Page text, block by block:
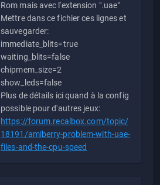
Rom mais avec l'extension ".uae"
Mettre dans ce fichier ces lignes et
sauvegarder:
immediate_blits=true
waiting_blits=false
chipmem_size=2
show_leds=false
Plus de détails ici quand à la config
possible pour d'autres jeux:
https://forum.recalbox.com/topic/
18191/amiberry-problem-with-uae-
files-and-the-cpu-speed